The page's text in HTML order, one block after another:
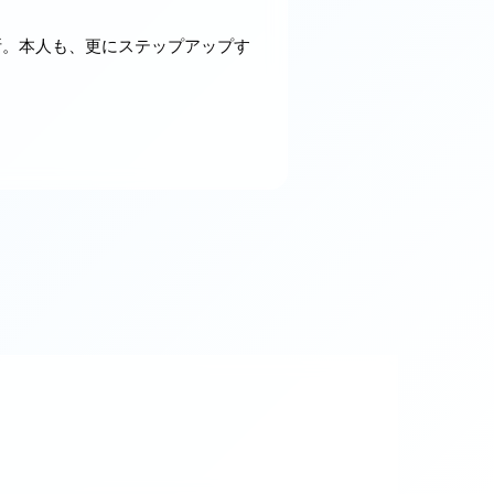
本人も、更にステップアップす